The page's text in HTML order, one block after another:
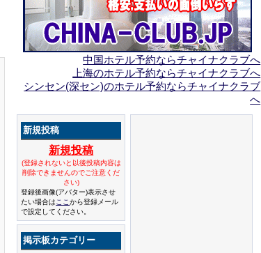
中国ホテル予約ならチャイナクラブへ
上海のホテル予約ならチャイナクラブへ
シンセン(深セン)のホテル予約ならチャイナクラブ
へ
新規投稿
新規投稿
(登録されないと以後投稿内容は
削除できませんのでご注意くだ
さい)
登録後画像(アバター)表示させ
たい場合は ここから登録メール
で設定してください。
掲示板カテゴリー